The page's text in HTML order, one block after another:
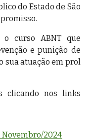
do Estado de São
o curso ABNT que
e punição de
sua atuação em prol
clicando nos links
2024